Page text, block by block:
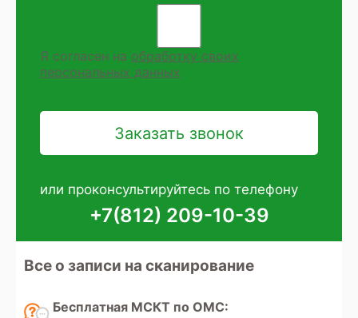
Я согласен на обработку своих
персональных данных
или проконсультируйтесь по телефону
+7(812) 209-10-39
Все о записи на сканирование
Бесплатная МСКТ по ОМС: